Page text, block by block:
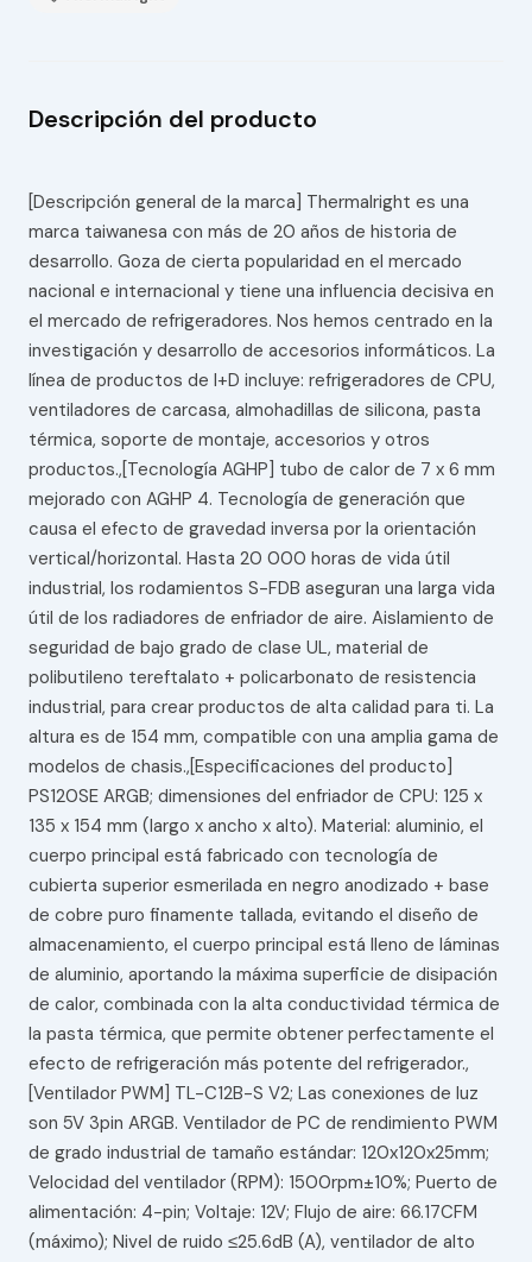
Descripción del producto
[Descripción general de la marca] Thermalright es una
marca taiwanesa con más de 20 años de historia de
desarrollo. Goza de cierta popularidad en el mercado
nacional e internacional y tiene una influencia decisiva en
el mercado de refrigeradores. Nos hemos centrado en la
investigación y desarrollo de accesorios informáticos. La
línea de productos de I+D incluye: refrigeradores de CPU,
ventiladores de carcasa, almohadillas de silicona, pasta
térmica, soporte de montaje, accesorios y otros
productos.,[Tecnología AGHP] tubo de calor de 7 x 6 mm
mejorado con AGHP 4. Tecnología de generación que
causa el efecto de gravedad inversa por la orientación
vertical/horizontal. Hasta 20 000 horas de vida útil
industrial, los rodamientos S-FDB aseguran una larga vida
útil de los radiadores de enfriador de aire. Aislamiento de
seguridad de bajo grado de clase UL, material de
polibutileno tereftalato + policarbonato de resistencia
industrial, para crear productos de alta calidad para ti. La
altura es de 154 mm, compatible con una amplia gama de
modelos de chasis.,[Especificaciones del producto]
PS120SE ARGB; dimensiones del enfriador de CPU: 125 x
135 x 154 mm (largo x ancho x alto). Material: aluminio, el
cuerpo principal está fabricado con tecnología de
cubierta superior esmerilada en negro anodizado + base
de cobre puro finamente tallada, evitando el diseño de
almacenamiento, el cuerpo principal está lleno de láminas
de aluminio, aportando la máxima superficie de disipación
de calor, combinada con la alta conductividad térmica de
la pasta térmica, que permite obtener perfectamente el
efecto de refrigeración más potente del refrigerador.,
[Ventilador PWM] TL-C12B-S V2; Las conexiones de luz
son 5V 3pin ARGB. Ventilador de PC de rendimiento PWM
de grado industrial de tamaño estándar: 120x120x25mm;
Velocidad del ventilador (RPM): 1500rpm±10%; Puerto de
alimentación: 4-pin; Voltaje: 12V; Flujo de aire: 66.17CFM
(máximo); Nivel de ruido ≤25.6dB (A), ventilador de alto